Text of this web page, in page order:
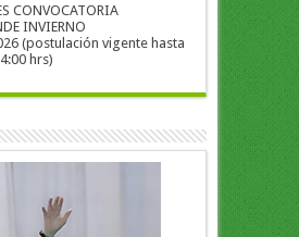
CONVOCATORIA
INVIERNO
(postulación vigente hasta
hrs)